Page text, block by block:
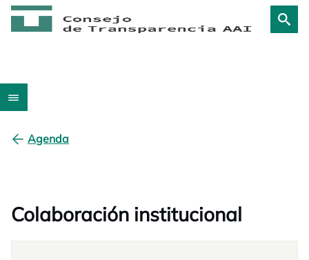
Agenda
Colaboración institucional